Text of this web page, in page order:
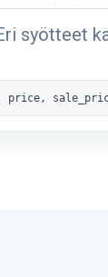
syötteet